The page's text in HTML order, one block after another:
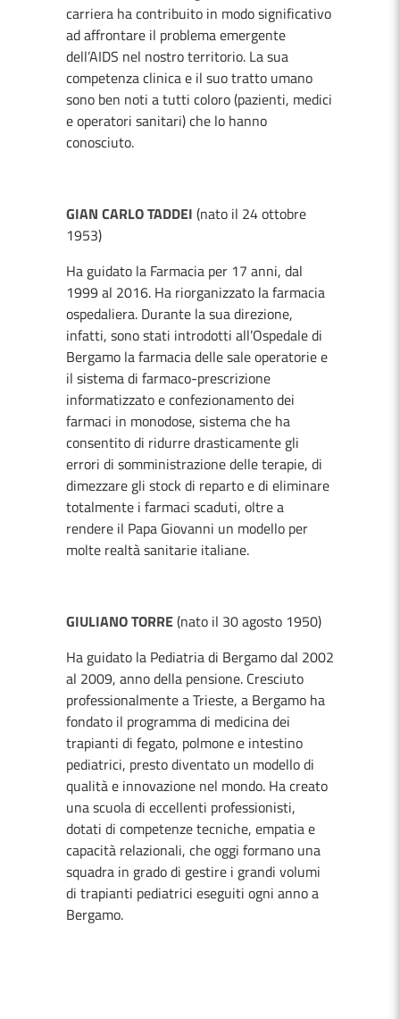
carriera ha contribuito in modo significativo
ad affrontare il problema emergente
dell’AIDS nel nostro territorio. La sua
competenza clinica e il suo tratto umano
sono ben noti a tutti coloro (pazienti, medici
e operatori sanitari) che lo hanno
conosciuto.
GIAN CARLO TADDEI (nato il 24 ottobre
1953)
Ha guidato la Farmacia per 17 anni, dal
1999 al 2016. Ha riorganizzato la farmacia
ospedaliera. Durante la sua direzione,
infatti, sono stati introdotti all’Ospedale di
Bergamo la farmacia delle sale operatorie e
il sistema di farmaco-prescrizione
informatizzato e confezionamento dei
farmaci in monodose, sistema che ha
consentito di ridurre drasticamente gli
errori di somministrazione delle terapie, di
dimezzare gli stock di reparto e di eliminare
totalmente i farmaci scaduti, oltre a
rendere il Papa Giovanni un modello per
molte realtà sanitarie italiane.
GIULIANO TORRE(nato il 30 agosto 1950)
Ha guidato la Pediatria di Bergamo dal 2002
al 2009, anno della pensione. Cresciuto
professionalmente a Trieste, a Bergamo ha
fondato il programma di medicina dei
trapianti di fegato, polmone e intestino
pediatrici, presto diventato un modello di
qualità e innovazione nel mondo. Ha creato
una scuola di eccellenti professionisti,
dotati di competenze tecniche, empatia e
capacità relazionali, che oggi formano una
squadra in grado di gestire i grandi volumi
di trapianti pediatrici eseguiti ogni anno a
Bergamo.